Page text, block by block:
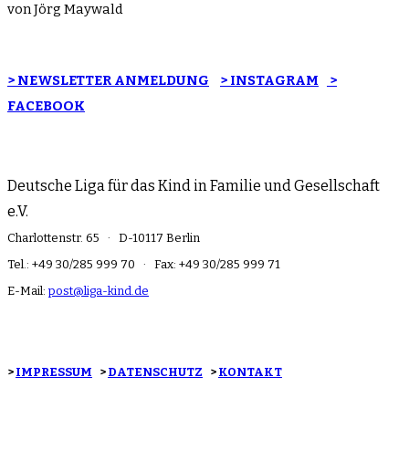
von Jörg Maywald
> NEWSLETTER ANMELDUNG > INSTAGRAM
>
FACEBOOK
Deutsche Liga für das Kind in Familie und Gesellschaft
e.V.
Charlottenstr. 65 · D-10117 Berlin
Tel.: +49 30/285 999 70 · Fax: +49 30/285 999 71
E-Mail:post@liga-kind.de
> IMPRESSUM > DATENSCHUTZ > KONTAKT